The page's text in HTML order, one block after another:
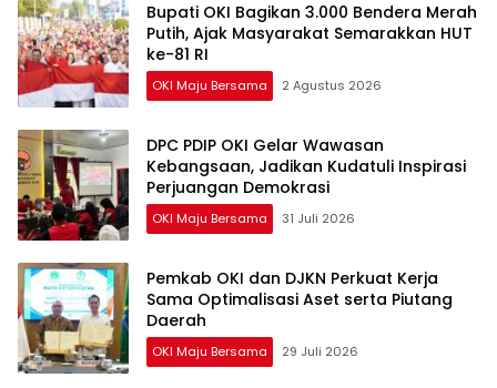
Bupati OKI Bagikan 3.000 Bendera Merah
Putih, Ajak Masyarakat Semarakkan HUT
ke-81 RI
OKI Maju Bersama 2 Agustus 2026
DPC PDIP OKI Gelar Wawasan
Kebangsaan, Jadikan Kudatuli Inspirasi
Perjuangan Demokrasi
OKI Maju Bersama 31 Juli 2026
Pemkab OKI dan DJKN Perkuat Kerja
Sama Optimalisasi Aset serta Piutang
Daerah
OKI Maju Bersama 29 Juli 2026